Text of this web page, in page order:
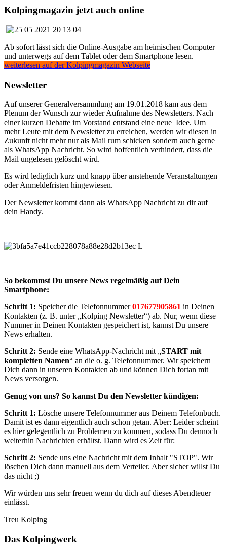
Kolpingmagazin jetzt auch online
Ab sofort lässt sich die Online-Ausgabe am heimischen Computer
und unterwegs auf dem Tablet oder dem Smartphone lesen.
weiterlesen auf der Kolpingmagazin Webseite
Newsletter
Auf unserer Generalversammlung am 19.01.2018 kam aus dem
Plenum der Wunsch zur wieder Aufnahme des Newsletters. Nach
einer kurzen Debatte im Vorstand entstand eine neue Idee. Um
mehr Leute mit dem Newsletter zu erreichen, werden wir diesen in
Zukunft nicht mehr nur als Mail rum schicken sondern auch gerne
als WhatsApp Nachricht. So wird hoffentlich verhindert, dass die
Mail ungelesen gelöscht wird.
Es wird lediglich kurz und knapp über anstehende Veranstaltungen
oder Anmeldefristen hingewiesen.
Der Newsletter kommt dann als WhatsApp Nachricht zu dir auf
dein Handy.
So bekommst Du unsere News regelmäßig auf Dein
Smartphone:
Schritt 1: Speicher die Telefonnummer017677905861 in Deinen
Kontakten (z. B. unter „Kolping Newsletter“) ab. Nur, wenn diese
Nummer in Deinen Kontakten gespeichert ist, kannst Du unsere
News erhalten.
Schritt 2: Sende eine WhatsApp-Nachricht mit „START mit
kompletten Namen“ an die o. g. Telefonnummer. Wir speichern
Dich dann in unseren Kontakten ab und können Dich fortan mit
News versorgen.
Genug von uns? So kannst Du den Newsletter kündigen:
Schritt 1: Lösche unsere Telefonnummer aus Deinem Telefonbuch.
Damit ist es dann eigentlich auch schon getan. Aber: Leider scheint
es hier gelegentlich zu Problemen zu kommen, sodass Du dennoch
weiterhin Nachrichten erhältst. Dann wird es Zeit für:
Schritt 2: Sende uns eine Nachricht mit dem Inhalt "STOP". Wir
löschen Dich dann manuell aus dem Verteiler. Aber sicher willst Du
das nicht ;)
Wir würden uns sehr freuen wenn du dich auf dieses Abendteuer
einlässt.
Treu Kolping
Das Kolpingwerk